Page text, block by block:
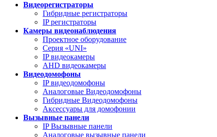
Видеорегистраторы
Гибридные регистраторы
IP регистраторы
Камеры видеонаблюдения
Проектное оборудование
Серия «UNI»
IP видеокамеры
AHD видеокамеры
Видеодомофоны
IP видеодомофоны
Аналоговые Видеодомофоны
Гибридные Видеодомофоны
Аксессуары для домофонии
Вызывные панели
IP Вызывные панели
Аналоговые вызывные панели